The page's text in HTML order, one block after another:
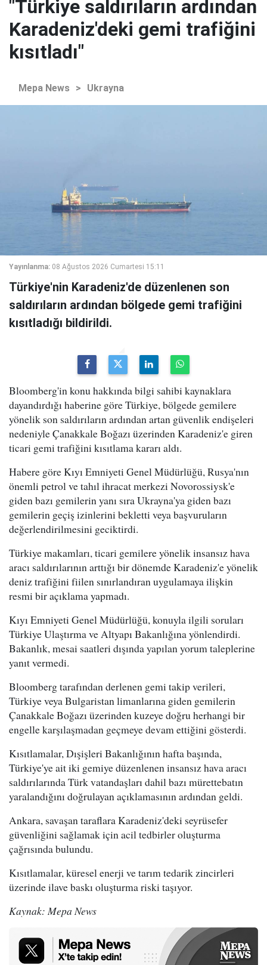
"Türkiye saldırıların ardından
Karadeniz'deki gemi trafiğini
kısıtladı"
Mepa News > Ukrayna
Yayınlanma: 08 Ağustos 2026 Cumartesi 15:11
Türkiye'nin Karadeniz'de düzenlenen son
saldırıların ardından bölgede gemi trafiğini
kısıtladığı bildirildi.
Bloomberg'in konu hakkında bilgi sahibi kaynaklara
dayandırdığı haberine göre Türkiye, bölgede gemilere
yönelik son saldırıların ardından artan güvenlik endişeleri
nedeniyle Çanakkale Boğazı üzerinden Karadeniz'e giren
ticari gemi trafiğini kısıtlama kararı aldı.
Habere göre Kıyı Emniyeti Genel Müdürlüğü, Rusya'nın
önemli petrol ve tahıl ihracat merkezi Novorossiysk'e
giden bazı gemilerin yanı sıra Ukrayna'ya giden bazı
gemilerin geçiş izinlerini bekletti veya başvuruların
değerlendirilmesini geciktirdi.
Türkiye makamları, ticari gemilere yönelik insansız hava
aracı saldırılarının arttığı bir dönemde Karadeniz'e yönelik
deniz trafiğini fiilen sınırlandıran uygulamaya ilişkin
resmi bir açıklama yapmadı.
Kıyı Emniyeti Genel Müdürlüğü, konuyla ilgili soruları
Türkiye Ulaştırma ve Altyapı Bakanlığına yönlendirdi.
Bakanlık, mesai saatleri dışında yapılan yorum taleplerine
yanıt vermedi.
Bloomberg tarafından derlenen gemi takip verileri,
Türkiye veya Bulgaristan limanlarına giden gemilerin
Çanakkale Boğazı üzerinden kuzeye doğru herhangi bir
engelle karşılaşmadan geçmeye devam ettiğini gösterdi.
Kısıtlamalar, Dışişleri Bakanlığının hafta başında,
Türkiye'ye ait iki gemiye düzenlenen insansız hava aracı
saldırılarında Türk vatandaşları dahil bazı mürettebatın
yaralandığını doğrulayan açıklamasının ardından geldi.
Ankara, savaşan taraflara Karadeniz'deki seyrüsefer
güvenliğini sağlamak için acil tedbirler oluşturma
çağrısında bulundu.
Kısıtlamalar, küresel enerji ve tarım tedarik zincirleri
üzerinde ilave baskı oluşturma riski taşıyor.
Kaynak: Mepa News